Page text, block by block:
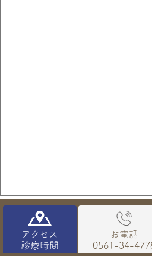
アクセス
診療時間
お電話
0561-34-